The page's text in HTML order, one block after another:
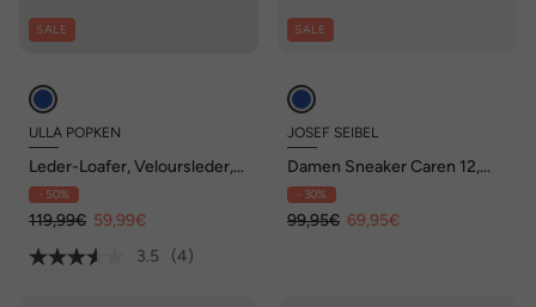
SALE
ULLA POPKEN
Leder-Loafer, Veloursleder,
Textilfutter, Blockabsatz
- 50%
119,99€ 59,99€
3.5
(4)
SALE
JOSEF SEIBEL
Damen Sneaker Caren 12,
indigo
- 30%
99,95€ 69,95€